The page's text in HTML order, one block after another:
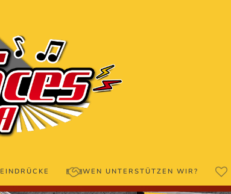
EINDRÜCKE WEN UNTERSTÜTZEN WIR?